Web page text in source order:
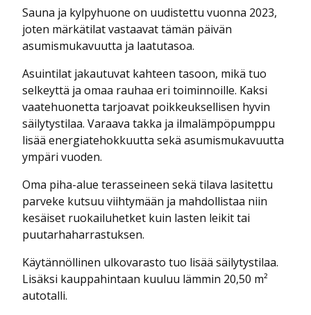
Sauna ja kylpyhuone on uudistettu vuonna 2023,
joten märkätilat vastaavat tämän päivän
asumismukavuutta ja laatutasoa.
Asuintilat jakautuvat kahteen tasoon, mikä tuo
selkeyttä ja omaa rauhaa eri toiminnoille. Kaksi
vaatehuonetta tarjoavat poikkeuksellisen hyvin
säilytystilaa. Varaava takka ja ilmalämpöpumppu
lisää energiatehokkuutta sekä asumismukavuutta
ympäri vuoden.
Oma piha-alue terasseineen sekä tilava lasitettu
parveke kutsuu viihtymään ja mahdollistaa niin
kesäiset ruokailuhetket kuin lasten leikit tai
puutarhaharrastuksen.
Käytännöllinen ulkovarasto tuo lisää säilytystilaa.
Lisäksi kauppahintaan kuuluu lämmin 20,50 m²
autotalli.